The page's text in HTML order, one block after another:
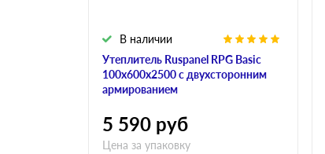
Утеплитель Ruspanel RPG Basic
100х600х2500 с двухсторонним
армированием
В наличии
5 590 руб
Цена за упаковку